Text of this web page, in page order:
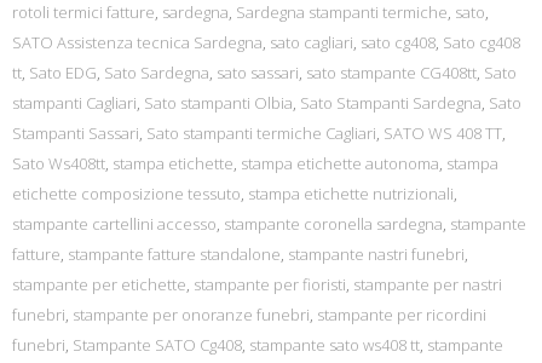
rotoli termici fatture, sardegna, Sardegna stampanti termiche, sato,
SATO Assistenza tecnica Sardegna, sato cagliari, sato cg408, Sato cg408
tt, Sato EDG, Sato Sardegna, sato sassari, sato stampante CG408tt, Sato
stampanti Cagliari, Sato stampanti Olbia, Sato Stampanti Sardegna, Sato
Stampanti Sassari, Sato stampanti termiche Cagliari, SATO WS 408 TT,
Sato Ws408tt, stampa etichette, stampa etichette autonoma, stampa
etichette composizione tessuto, stampa etichette nutrizionali,
stampante cartellini accesso, stampante coronella sardegna, stampante
fatture, stampante fatture standalone, stampante nastri funebri,
stampante per etichette, stampante per fioristi, stampante per nastri
funebri, stampante per onoranze funebri, stampante per ricordini
funebri, Stampante SATO Cg408, stampante sato ws408 tt, stampante